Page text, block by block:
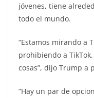
jóvenes, tiene
todo el mundo.
“Estamos mirando a
prohibiendo a
cosas”, dijo Trump a
“Hay un par de